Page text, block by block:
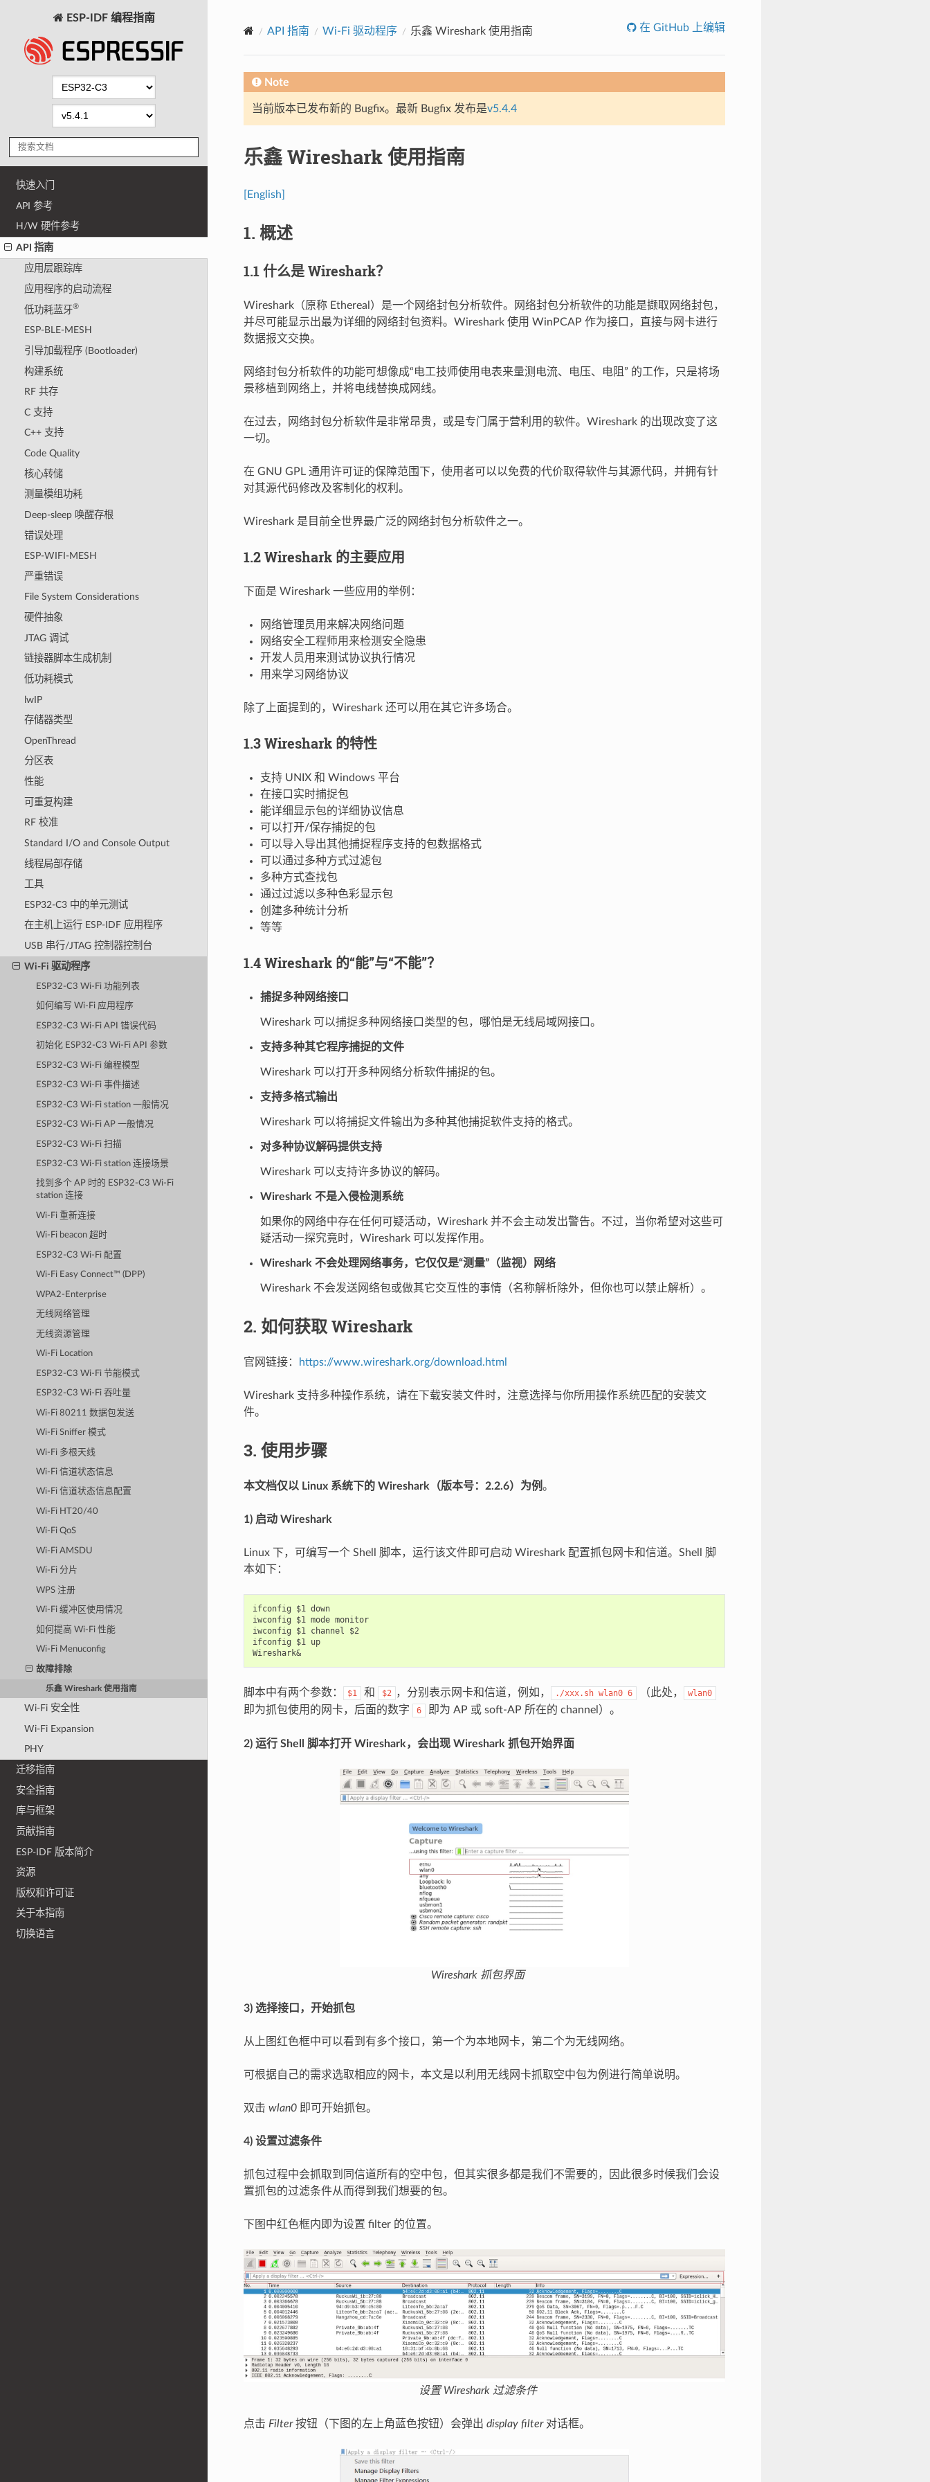
ESP-IDF 编程指南
快速入门
API 参考
H/W 硬件参考
API 指南
应用层跟踪库
应用程序的启动流程
低功耗蓝牙®
ESP-BLE-MESH
引导加载程序 (Bootloader)
构建系统
RF 共存
C 支持
C++ 支持
Code Quality
核心转储
测量模组功耗
Deep-sleep 唤醒存根
错误处理
ESP-WIFI-MESH
严重错误
File System Considerations
硬件抽象
JTAG 调试
链接器脚本生成机制
低功耗模式
lwIP
存储器类型
OpenThread
分区表
性能
可重复构建
RF 校准
Standard I/O and Console Output
线程局部存储
工具
ESP32-C3 中的单元测试
在主机上运行 ESP-IDF 应用程序
USB 串行/JTAG 控制器控制台
Wi-Fi 驱动程序
ESP32-C3 Wi-Fi 功能列表
如何编写 Wi-Fi 应用程序
ESP32-C3 Wi-Fi API 错误代码
初始化 ESP32-C3 Wi-Fi API 参数
ESP32-C3 Wi-Fi 编程模型
ESP32-C3 Wi-Fi 事件描述
ESP32-C3 Wi-Fi station 一般情况
ESP32-C3 Wi-Fi AP 一般情况
ESP32-C3 Wi-Fi 扫描
ESP32-C3 Wi-Fi station 连接场景
找到多个 AP 时的 ESP32-C3 Wi-Fi
station 连接
Wi-Fi 重新连接
Wi-Fi beacon 超时
ESP32-C3 Wi-Fi 配置
Wi-Fi Easy Connect™ (DPP)
WPA2-Enterprise
无线网络管理
无线资源管理
Wi-Fi Location
ESP32-C3 Wi-Fi 节能模式
ESP32-C3 Wi-Fi 吞吐量
Wi-Fi 80211 数据包发送
Wi-Fi Sniffer 模式
Wi-Fi 多根天线
Wi-Fi 信道状态信息
Wi-Fi 信道状态信息配置
Wi-Fi HT20/40
Wi-Fi QoS
Wi-Fi AMSDU
Wi-Fi 分片
WPS 注册
Wi-Fi 缓冲区使用情况
如何提高 Wi-Fi 性能
Wi-Fi Menuconfig
故障排除
乐鑫 Wireshark 使用指南
Wi-Fi 安全性
Wi-Fi Expansion
PHY
迁移指南
安全指南
库与框架
贡献指南
ESP-IDF 版本简介
资源
版权和许可证
关于本指南
切换语言
API 指南 Wi-Fi 驱动程序 乐鑫 Wireshark 使用指南 在 GitHub 上编辑
Note
当前版本已发布新的 Bugfix。最新 Bugfix 发布是v5.4.4
乐鑫 Wireshark 使用指南
[English]
1. 概述
1.1 什么是 Wireshark？
Wireshark（原称 Ethereal）是一个网络封包分析软件。网络封包分析软件的功能是撷取网络封包，
并尽可能显示出最为详细的网络封包资料。Wireshark 使用 WinPCAP 作为接口，直接与网卡进行
数据报文交换。
网络封包分析软件的功能可想像成“电工技师使用电表来量测电流、电压、电阻” 的工作，只是将场
景移植到网络上，并将电线替换成网线。
在过去，网络封包分析软件是非常昂贵，或是专门属于营利用的软件。Wireshark 的出现改变了这
一切。
在 GNU GPL 通用许可证的保障范围下，使用者可以以免费的代价取得软件与其源代码，并拥有针
对其源代码修改及客制化的权利。
Wireshark 是目前全世界最广泛的网络封包分析软件之一。
1.2 Wireshark 的主要应用
下面是 Wireshark 一些应用的举例：
网络管理员用来解决网络问题
网络安全工程师用来检测安全隐患
开发人员用来测试协议执行情况
用来学习网络协议
除了上面提到的，Wireshark 还可以用在其它许多场合。
1.3 Wireshark 的特性
支持 UNIX 和 Windows 平台
在接口实时捕捉包
能详细显示包的详细协议信息
可以打开/保存捕捉的包
可以导入导出其他捕捉程序支持的包数据格式
可以通过多种方式过滤包
多种方式查找包
通过过滤以多种色彩显示包
创建多种统计分析
等等
1.4 Wireshark 的“能”与“不能”？
捕捉多种网络接口
Wireshark 可以捕捉多种网络接口类型的包，哪怕是无线局域网接口。
支持多种其它程序捕捉的文件
Wireshark 可以打开多种网络分析软件捕捉的包。
支持多格式输出
Wireshark 可以将捕捉文件输出为多种其他捕捉软件支持的格式。
对多种协议解码提供支持
Wireshark 可以支持许多协议的解码。
Wireshark 不是入侵检测系统
如果你的网络中存在任何可疑活动，Wireshark 并不会主动发出警告。不过，当你希望对这些可
疑活动一探究竟时，Wireshark 可以发挥作用。
Wireshark 不会处理网络事务，它仅仅是“测量”（监视）网络
Wireshark 不会发送网络包或做其它交互性的事情（名称解析除外，但你也可以禁止解析）。
2. 如何获取 Wireshark
官网链接： https://www.wireshark.org/download.html
Wireshark 支持多种操作系统，请在下载安装文件时，注意选择与你所用操作系统匹配的安装文
件。
3. 使用步骤
本文档仅以 Linux 系统下的 Wireshark（版本号：2.2.6）为例。
1) 启动 Wireshark
Linux 下，可编写一个 Shell 脚本，运行该文件即可启动 Wireshark 配置抓包网卡和信道。Shell 脚
本如下：
ifconfig $1 down
iwconfig $1 mode monitor
iwconfig $1 channel $2
ifconfig $1 up
Wireshark&
脚本中有两个参数： $1 和 $2 ，分别表示网卡和信道，例如， ./xxx.sh wlan0 6 （此处， wlan0
即为抓包使用的网卡，后面的数字 6 即为 AP 或 soft-AP 所在的 channel）。
2) 运行 Shell 脚本打开 Wireshark，会出现 Wireshark 抓包开始界面
Wireshark 抓包界面
3) 选择接口，开始抓包
从上图红色框中可以看到有多个接口，第一个为本地网卡，第二个为无线网络。
可根据自己的需求选取相应的网卡，本文是以利用无线网卡抓取空中包为例进行简单说明。
双击 wlan0即可开始抓包。
4) 设置过滤条件
抓包过程中会抓取到同信道所有的空中包，但其实很多都是我们不需要的，因此很多时候我们会设
置抓包的过滤条件从而得到我们想要的包。
下图中红色框内即为设置 filter 的位置。
设置 Wireshark 过滤条件
点击 Filter按钮（下图的左上角蓝色按钮）会弹出 display filter对话框。